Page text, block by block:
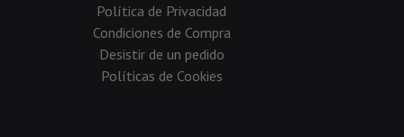
Política de Privacidad
Condiciones de Compra
Desistir de un pedido
Políticas de Cookies